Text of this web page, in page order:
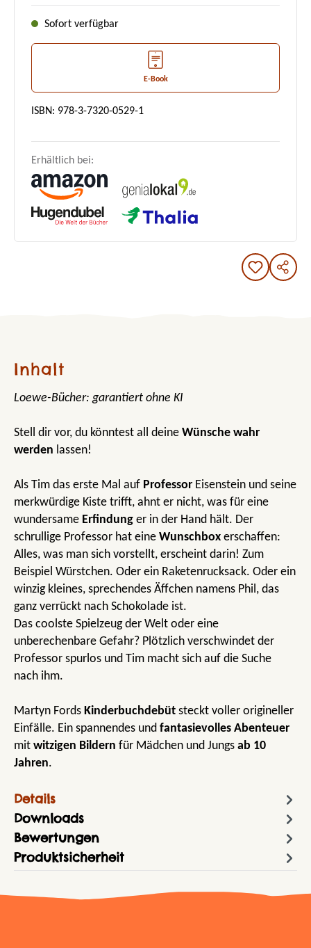
Sofort verfügbar
E-Book
ISBN: 978-3-7320-0529-1
Erhältlich bei:
Inhalt
Loewe-Bücher: garantiert ohne KI
Stell dir vor, du könntest all deine Wünsche wahr
werden lassen!
Als Tim das erste Mal auf Professor Eisenstein und seine
merkwürdige Kiste trifft, ahnt er nicht, was für eine
wundersame Erfindung er in der Hand hält. Der
schrullige Professor hat eine Wunschbox erschaffen:
Alles, was man sich vorstellt, erscheint darin! Zum
Beispiel Würstchen. Oder ein Raketenrucksack. Oder ein
winzig kleines, sprechendes Äffchen namens Phil, das
ganz verrückt nach Schokolade ist.
Das coolste Spielzeug der Welt oder eine
unberechenbare Gefahr? Plötzlich verschwindet der
Professor spurlos und Tim macht sich auf die Suche
nach ihm.
Martyn Fords Kinderbuchdebüt steckt voller origineller
Einfälle. Ein spannendes und fantasievolles Abenteuer
mit witzigen Bildern für Mädchen und Jungs ab 10
Jahren.
Details
Downloads
Bewertungen
Produktsicherheit